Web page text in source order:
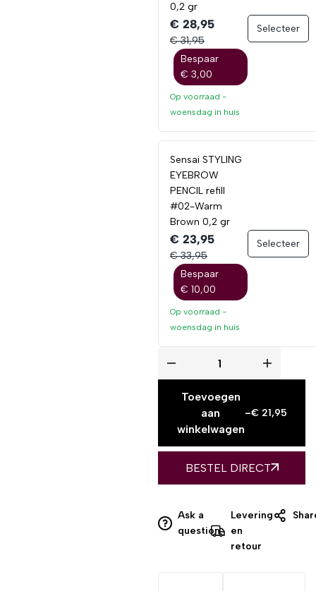
0,2 gr
€ 28,95
€ 31,95
Bespaar
€ 3,00
Op voorraad -
woensdag in huis
Selecteer
Sensai STYLING
EYEBROW
PENCIL refill
#02-Warm
Brown 0,2 gr
€ 23,95
€ 33,95
Bespaar
€ 10,00
Op voorraad -
woensdag in huis
Selecteer
Toevoegen
aan
winkelwagen
-€ 21,95
BESTEL DIRECT
Ask a
question
Levering
en
retour